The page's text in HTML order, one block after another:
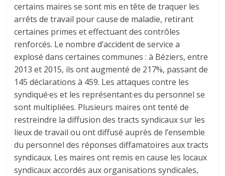
certains maires se sont mis en tête de traquer les
arrêts de travail pour cause de maladie, retirant
certaines primes et effectuant des contrôles
renforcés. Le nombre d’accident de service a
explosé dans certaines communes : à Béziers, entre
2013 et 2015, ils ont augmenté de 217%, passant de
145 déclarations à 459. Les attaques contre les
syndiqué·es et les représentant·es du personnel se
sont multipliées. Plusieurs maires ont tenté de
restreindre la diffusion des tracts syndicaux sur les
lieux de travail ou ont diffusé auprès de l’ensemble
du personnel des réponses diffamatoires aux tracts
syndicaux. Les maires ont remis en cause les locaux
syndicaux accordés aux organisations syndicales,